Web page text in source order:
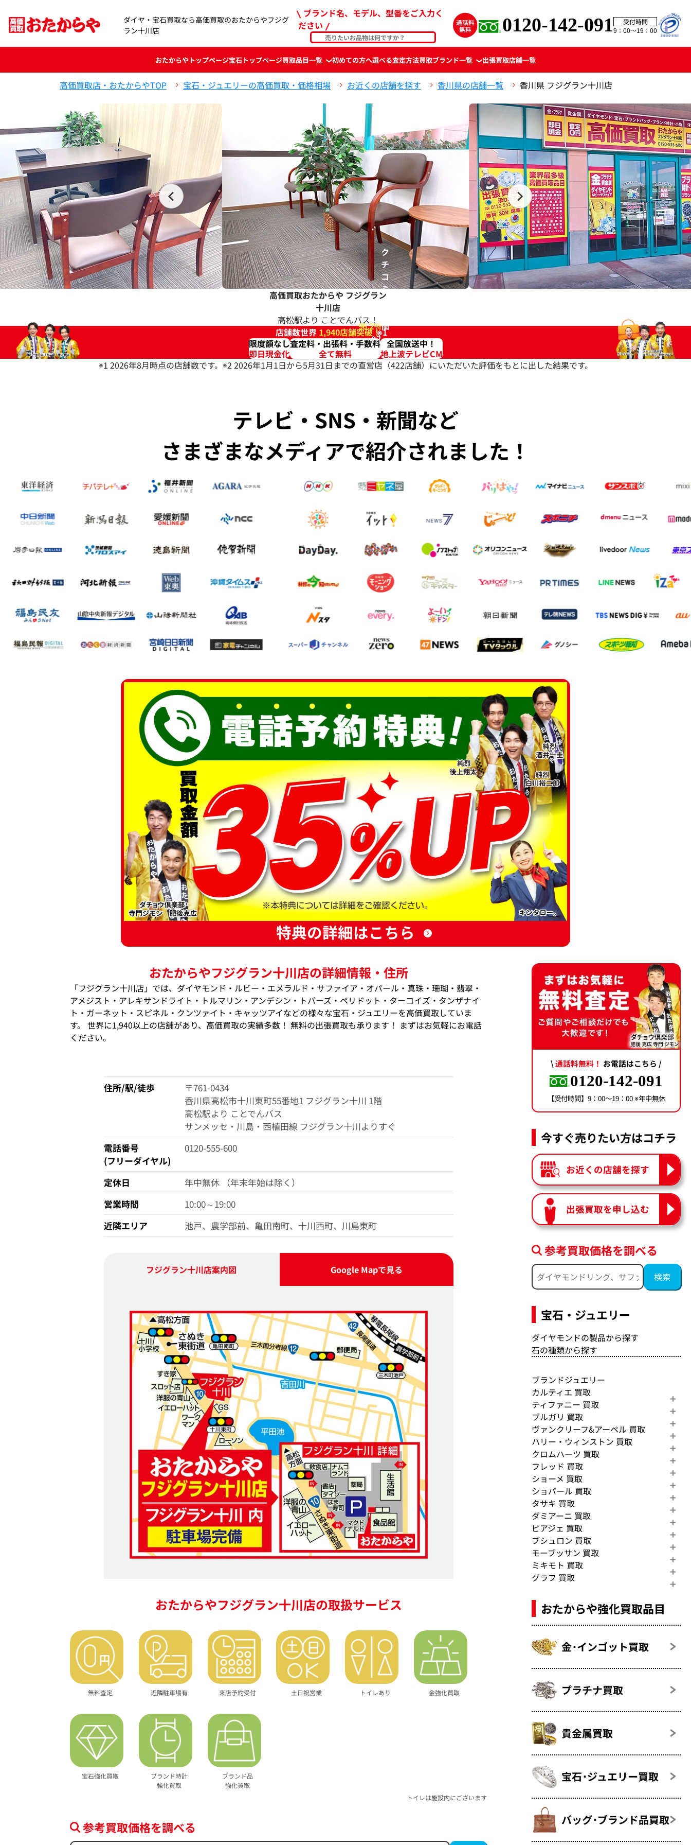
ダイヤ・宝石買取なら高価買取のおたからやフジグ
ラン十川店
ブランド名、モデル、型番をご入力く
ださい
0120-142-091
受付時間
9：00〜19：00
おたからやトップページ宝石トップページ買取品目一覧 初めての方へ選べる査定方法買取ブランド一覧 出張買取店舗一覧
高価買取店・おたからやTOP 宝石・ジュエリーの高価買取・価格相場 お近くの店舗を探す 香川県の店舗一覧 香川県 フジグラン十川店
高価買取おたからや フジグラン
十川店
高松駅より ことでんバス！
店舗数世界 1,940店舗突破！※1
ク
チ
コ
ミ
高
価
96.2%
※2
限度額なし
即日現金化
査定料・出張料・手数料
全て無料
全国放送中！
地上波テレビCM
※1 2026年8月時点の店舗数です。 ※2 2026年1月1日から5月31日までの直営店（422店舗）にいただいた評価をもとに出した結果です。
テレビ・SNS・新聞など
さまざまなメディアで紹介されました！
特典の詳細はこちら
おたからやフジグラン十川店の詳細情報・住所
「フジグラン十川店」では、ダイヤモンド・ルビー・エメラルド・サファイア・オパール・真珠・珊瑚・翡翠・
アメジスト・アレキサンドライト・トルマリン・アンデシン・トパーズ・ペリドット・ターコイズ・タンザナイ
ト・ガーネット・スピネル・クンツァイト・キャッツアイなどの様々な宝石・ジュエリーを高価買取していま
す。 世界に1,940以上の店舗があり、高価買取の実績多数！ 無料の出張買取も承ります！ まずはお気軽にお電話
ください。
住所/駅/徒歩
〒761-0434
香川県高松市十川東町55番地1 フジグラン十川 1階
高松駅より ことでんバス
サンメッセ・川島・西植田線 フジグラン十川よりすぐ
電話番号
(フリーダイヤル)
0120-555-600
定休日
年中無休 （年末年始は除く）
営業時間
10:00～19:00
近隣エリア
池戸、農学部前、亀田南町、十川西町、川島東町
フジグラン十川店案内図 Google Mapで見る
おたからやフジグラン十川店の取扱サービス
無料査定 近隣駐車場有 来店予約受付 土日祝営業 トイレあり 金強化買取
宝石強化買取
ブランド時計
強化買取
ブランド品
強化買取
トイレは施設内にございます
参考買取価格を調べる
\通話料無料！ お電話はこちら /
0120-142-091
【受付時間】9：00〜19：00 ※年中無休
今すぐ売りたい方はコチラ
お近くの店舗を探す
出張買取を申し込む
参考買取価格を調べる
宝石・ジュエリー
ダイヤモンドの製品から探す
石の種類から探す
ブランドジュエリー
カルティエ 買取
ティファニー 買取
ブルガリ 買取
ヴァンクリーフ&アーペル 買取
ハリー・ウィンストン 買取
クロムハーツ 買取
フレッド 買取
ショーメ 買取
ショパール 買取
タサキ 買取
ダミアーニ 買取
ピアジェ 買取
ブシュロン 買取
モーブッサン 買取
ミキモト 買取
グラフ 買取
おたからや強化買取品目
金･インゴット買取
プラチナ買取
貴金属買取
宝石･ジュエリー買取
バッグ･ブランド品買取